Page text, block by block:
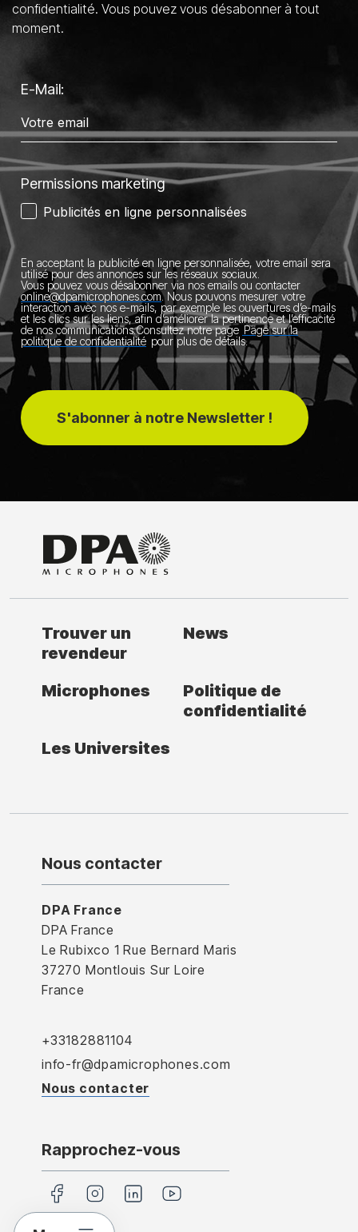
confidentialité. Vous pouvez vous désabonner à tout
moment.
E-Mail:
Permissions marketing
Publicités en ligne personnalisées
En acceptant la publicité en ligne personnalisée, votre email sera
utilisé pour des annonces sur les réseaux sociaux.
Vous pouvez vous désabonner via nos emails ou contacter
online@dpamicrophones.com. Nous pouvons mesurer votre
interaction avec nos e-mails, par exemple les ouvertures d’e-mails
et les clics sur les liens, afin d’améliorer la pertinence et l’efficacité
de nos communications.Consultez notre page Page sur la
politique de confidentialité pour plus de détails.
S'abonner à notre Newsletter !
Trouver un
revendeur
News
Microphones
Politique de
confidentialité
Les Universites
Nous contacter
DPA France
DPA France
Le Rubixco 1 Rue Bernard Maris
37270 Montlouis Sur Loire
France
+33182881104
info-fr@dpamicrophones.com
Nous contacter
Rapprochez-vous